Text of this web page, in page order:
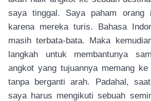
saya tinggal. Saya paham orang
karena mereka turis. Bahasa
masih terbata-bata. Maka
langkah untuk membantunya
angkot yang tujuannya memang
tanpa berganti arah. Padahal,
saya harus mengikuti sebuah